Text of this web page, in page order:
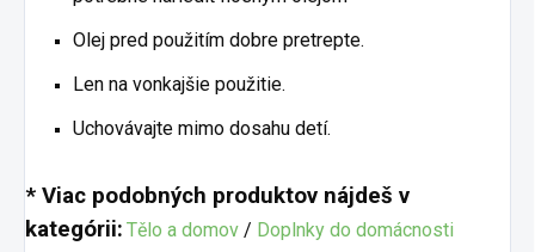
Olej pred použitím dobre pretrepte.
Len na vonkajšie použitie.
Uchovávajte mimo dosahu detí.
* Viac podobných produktov nájdeš v
kategórii: Tělo a domov / Doplnky do domácnosti